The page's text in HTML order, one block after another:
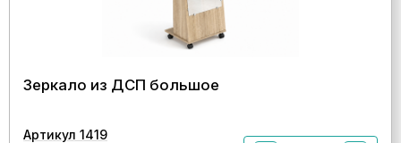
Зеркало из ДСП большое
Артикул 1419